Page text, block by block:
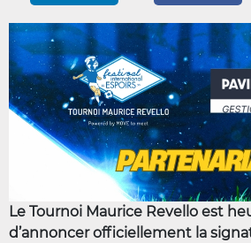
Le Tournoi Maurice Revello est
d’annoncer officiellement la